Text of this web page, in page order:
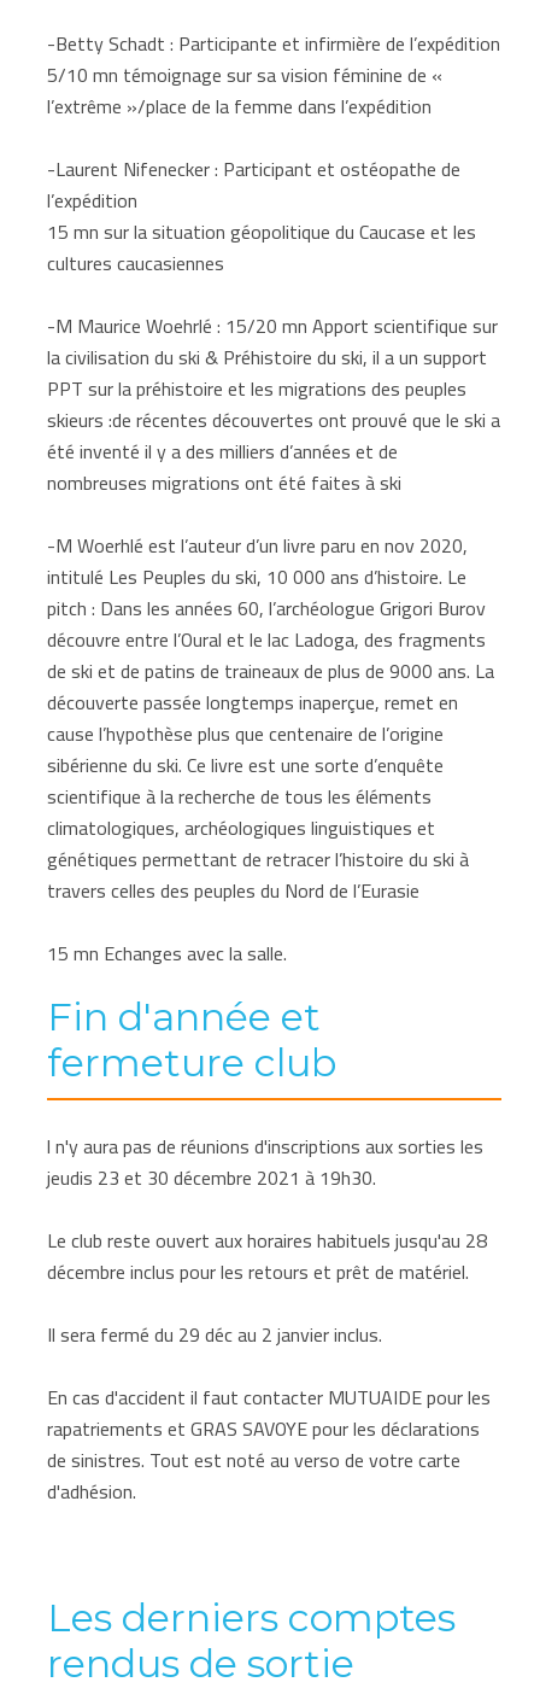
-Betty Schadt : Participante et infirmière de l’expédition
5/10 mn témoignage sur sa vision féminine de «
l’extrême »/place de la femme dans l’expédition
-Laurent Nifenecker : Participant et ostéopathe de
l’expédition
15 mn sur la situation géopolitique du Caucase et les
cultures caucasiennes
-M Maurice Woehrlé : 15/20 mn Apport scientifique sur
la civilisation du ski & Préhistoire du ski, il a un support
PPT sur la préhistoire et les migrations des peuples
skieurs :de récentes découvertes ont prouvé que le ski a
été inventé il y a des milliers d’années et de
nombreuses migrations ont été faites à ski
-M Woerhlé est l’auteur d’un livre paru en nov 2020,
intitulé Les Peuples du ski, 10 000 ans d’histoire. Le
pitch : Dans les années 60, l’archéologue Grigori Burov
découvre entre l’Oural et le lac Ladoga, des fragments
de ski et de patins de traineaux de plus de 9000 ans. La
découverte passée longtemps inaperçue, remet en
cause l’hypothèse plus que centenaire de l’origine
sibérienne du ski. Ce livre est une sorte d’enquête
scientifique à la recherche de tous les éléments
climatologiques, archéologiques linguistiques et
génétiques permettant de retracer l’histoire du ski à
travers celles des peuples du Nord de l’Eurasie
15 mn Echanges avec la salle.
Fin d'année et
fermeture club
l n'y aura pas de réunions d'inscriptions aux sorties les
jeudis 23 et 30 décembre 2021 à 19h30.
Le club reste ouvert aux horaires habituels jusqu'au 28
décembre inclus pour les retours et prêt de matériel.
Il sera fermé du 29 déc au 2 janvier inclus.
En cas d'accident il faut contacter MUTUAIDE pour les
rapatriements et GRAS SAVOYE pour les déclarations
de sinistres. Tout est noté au verso de votre carte
d'adhésion.
Les derniers comptes
rendus de sortie